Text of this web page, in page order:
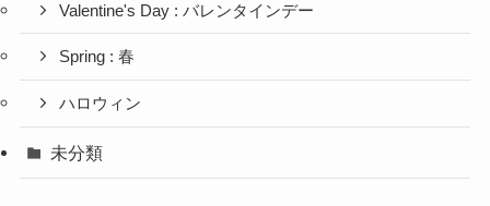
Valentine's Day : バレンタインデー
Spring : 春
ハロウィン
未分類